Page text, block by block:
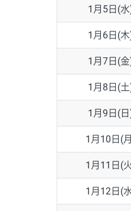
AUD/
EUR/
GBP/
USD/
※2026/6/30の
※取引証拠金は
※ハンガリー
1月5日(
1月6日(
1月7日(
1月8日(
1月9日(
1月10日(
1月11日(
1月12日(